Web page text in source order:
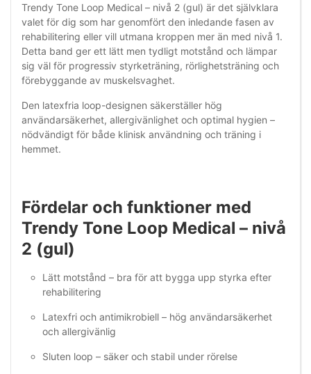
Trendy Tone Loop Medical – nivå 2 (gul) är det självklara
valet för dig som har genomfört den inledande fasen av
rehabilitering eller vill utmana kroppen mer än med nivå 1.
Detta band ger ett lätt men tydligt motstånd och lämpar
sig väl för progressiv styrketräning, rörlighetsträning och
förebyggande av muskelsvaghet.
Den latexfria loop-designen säkerställer hög
användarsäkerhet, allergivänlighet och optimal hygien –
nödvändigt för både klinisk användning och träning i
hemmet.
Fördelar och funktioner med
Trendy Tone Loop Medical – nivå
2 (gul)
Lätt motstånd – bra för att bygga upp styrka efter
rehabilitering
Latexfri och antimikrobiell – hög användarsäkerhet
och allergivänlig
Sluten loop – säker och stabil under rörelse